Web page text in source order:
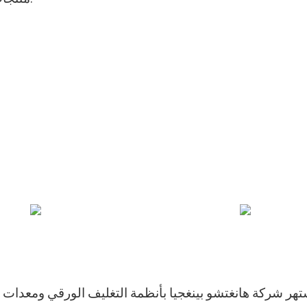
شركة هانغتشو بينغجيا بأنظمة التغليف الورقي ومعدات